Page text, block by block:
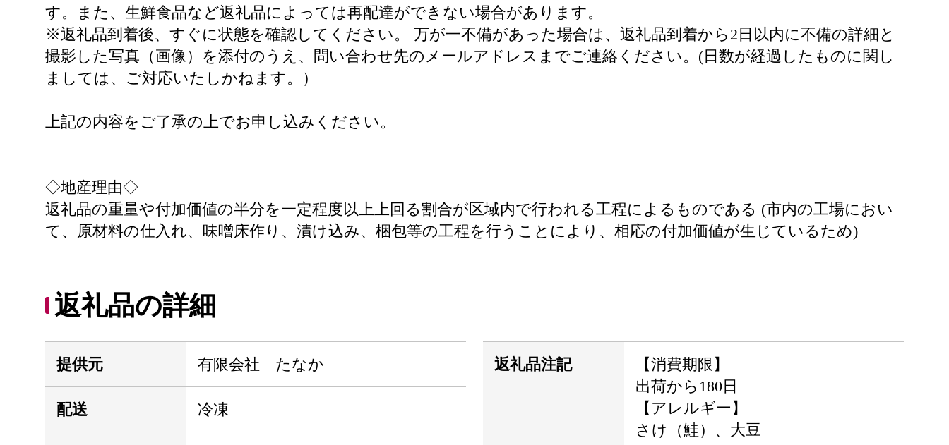
す。また、生鮮食品など返礼品によっては再配達ができない場合があります。
※返礼品到着後、すぐに状態を確認してください。 万が一不備があった場合は、返礼品到着から2日以内に不備の詳細と
撮影した写真（画像）を添付のうえ、問い合わせ先のメールアドレスまでご連絡ください。(日数が経過したものに関し
ましては、ご対応いたしかねます。）
上記の内容をご了承の上でお申し込みください。
◇地産理由◇
返礼品の重量や付加価値の半分を一定程度以上上回る割合が区域内で行われる工程によるものである (市内の工場におい
て、原材料の仕入れ、味噌床作り、漬け込み、梱包等の工程を行うことにより、相応の付加価値が生じているため)
返礼品の詳細
提供元 有限会社 たなか
配送 冷凍
返礼品注記
【消費期限】
出荷から180日
【アレルギー】
さけ（鮭）、大豆